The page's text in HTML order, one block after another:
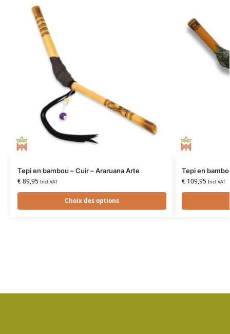
Tepi en bambou – Cuir – Araruana Arte
€89,95 Incl. VAT
Choix des options
Tepi en
€109,95 Incl. VAT